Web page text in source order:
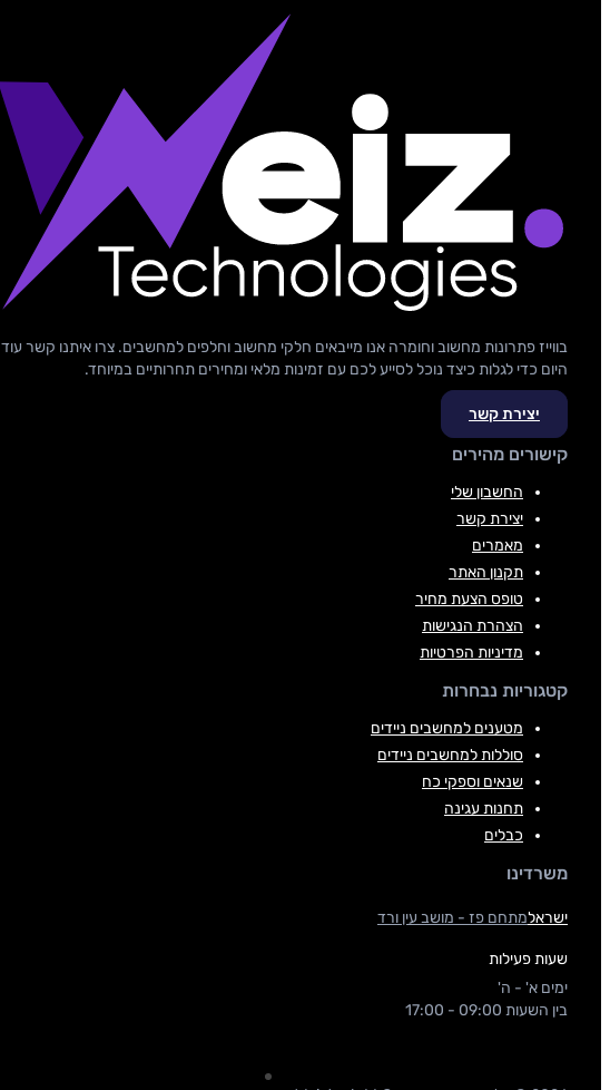
בווייז פתרונות מחשוב וחומרה אנו מייבאים חלקי מחשוב וחלפים למחשבים. צרו איתנו קשר עוד
היום כדי לגלות כיצד נוכל לסייע לכם עם זמינות מלאי ומחירים תחרותיים במיוחד.
יצירת קשר
קישורים מהירים
החשבון שלי
יצירת קשר
מאמרים
תקנון האתר
טופס הצעת מחיר
הצהרת הנגישות
מדיניות הפרטיות
קטגוריות נבחרות
מטענים למחשבים ניידים
סוללות למחשבים ניידים
שנאים וספקי כח
תחנות עגינה
כבלים
משרדינו
ישראלמתחם פז - מושב עין ורד
שעות פעילות
ימים א' - ה'
בין השעות 09:00 - 17:00